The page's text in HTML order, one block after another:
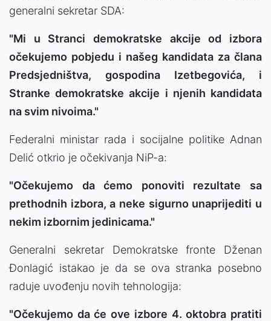
generalni sekretar SDA:
"Mi u Stranci demokratske akcije od izbora
očekujemo pobjedu i našeg kandidata za člana
Predsjedništva, gospodina Izetbegovića, i
Stranke demokratske akcije i njenih kandidata
na svim nivoima."
Federalni ministar rada i socijalne politike Adnan
Delić otkrio je očekivanja NiP-a:
"Očekujemo da ćemo ponoviti rezultate sa
prethodnih izbora, a neke sigurno unaprijediti u
nekim izbornim jedinicama."
Generalni sekretar Demokratske fronte Dženan
Đonlagić istakao je da se ova stranka posebno
raduje uvođenju novih tehnologija:
"Očekujemo da će ove izbore 4. oktobra pratiti